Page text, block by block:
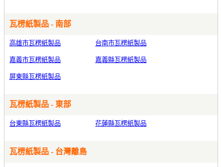
瓦楞紙製品 - 南部
高雄市瓦楞紙製品 台南市瓦楞紙製品
嘉義市瓦楞紙製品 嘉義縣瓦楞紙製品
屏東縣瓦楞紙製品
瓦楞紙製品 - 東部
台東縣瓦楞紙製品 花蓮縣瓦楞紙製品
瓦楞紙製品 - 台灣離島